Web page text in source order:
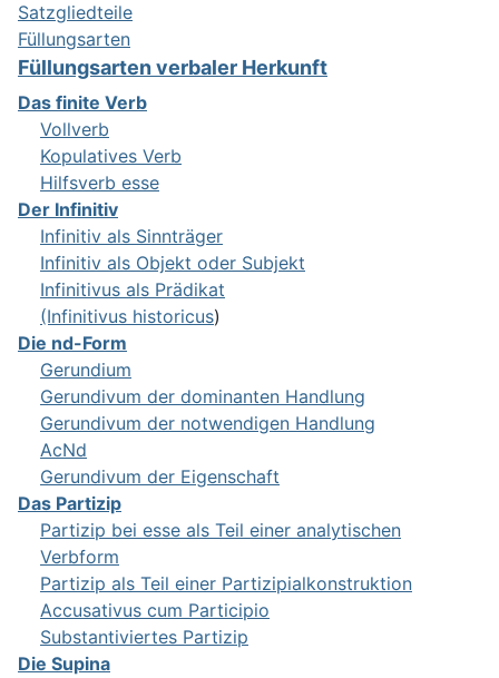
Satzgliedteile
Füllungsarten
Füllungsarten verbaler Herkunft
Das finite Verb
Vollverb
Kopulatives Verb
Hilfsverb esse
Der Infinitiv
Infinitiv als Sinnträger
Infinitiv als Objekt oder Subjekt
Infinitivus als Prädikat
(Infinitivus historicus)
Die nd-Form
Gerundium
Gerundivum der dominanten Handlung
Gerundivum der notwendigen Handlung
AcNd
Gerundivum der Eigenschaft
Das Partizip
Partizip bei esse als Teil einer analytischen
Verbform
Partizip als Teil einer Partizipialkonstruktion
Accusativus cum Participio
Substantiviertes Partizip
Die Supina